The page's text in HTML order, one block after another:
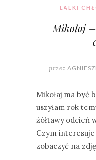
LALKI
Mikołaj
przez
Mikołaj ma być
uszyłam rok
żółtawy odcień
Czym interesuje
zobaczyć na